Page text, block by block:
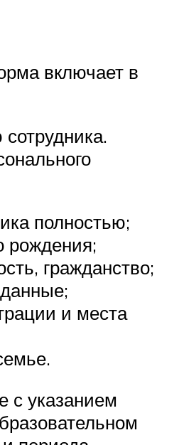
включает в
полностью;
рождения;
гражданство;
и места
с указанием